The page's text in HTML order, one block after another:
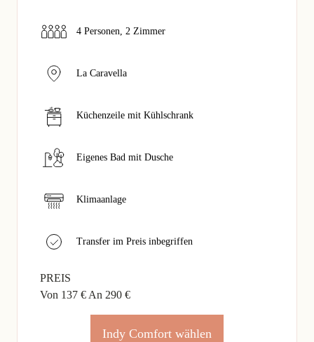
4 Personen, 2 Zimmer
La Caravella
Küchenzeile mit Kühlschrank
Eigenes Bad mit Dusche
Klimaanlage
Transfer im Preis inbegriffen
PREIS
Von 137 € An 290 €
Indy Comfort wählen